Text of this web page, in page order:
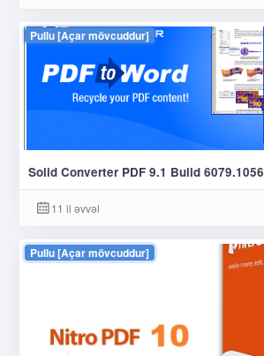
Pullu [Açar mövcuddur]
Solid Converter PDF 9.1 Build 6079.1056
11 il əvvəl
Pullu [Açar mövcuddur]